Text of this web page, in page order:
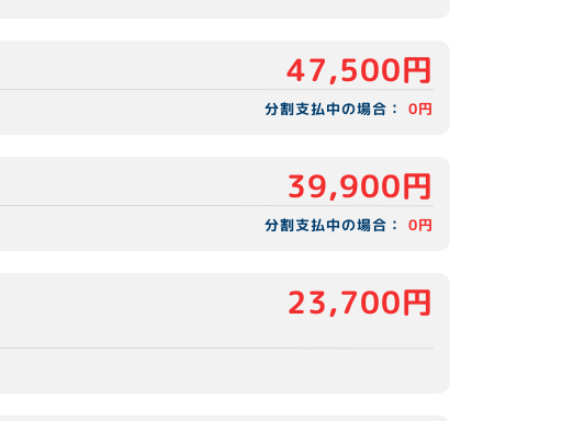
47,500円
分割支払中の場合：0円
39,900円
分割支払中の場合：0円
23,700円